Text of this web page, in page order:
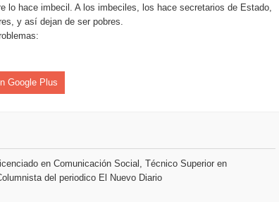
vicepresidenta ejecutiva de Fiduciaria Reservas
de Oficina Regional Este en La Romana
emprendedoras en la segunda edición del Summit
regreso de Pavel Núñez y su “Bipolarband” a Hard
lo hace imbecil. A los imbeciles, los hace secretarios de Estado,
y así dejan de ser pobres.
Google Plus
en Comunicación Social, Técnico Superior en
del periodico El Nuevo Diario